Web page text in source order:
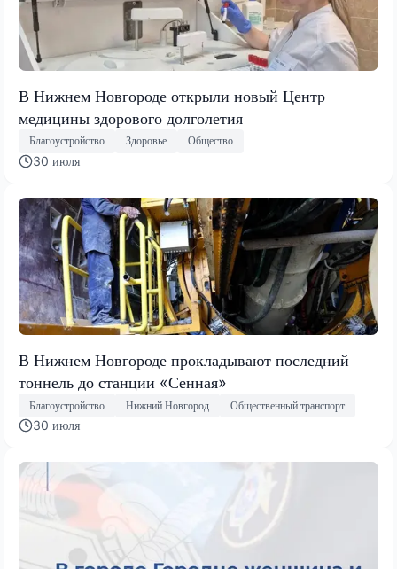
В Нижнем Новгороде открыли новый Центр
медицины здорового долголетия
Благоустройство Здоровье Общество
30 июля
В Нижнем Новгороде прокладывают последний
тоннель до станции «Сенная»
Благоустройство Нижний Новгород Общественный транспорт
30 июля